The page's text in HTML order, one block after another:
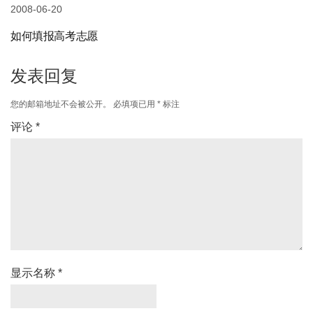
2008-06-20
如何填报高考志愿
发表回复
您的邮箱地址不会被公开。 必填项已用 * 标注
评论 *
显示名称 *